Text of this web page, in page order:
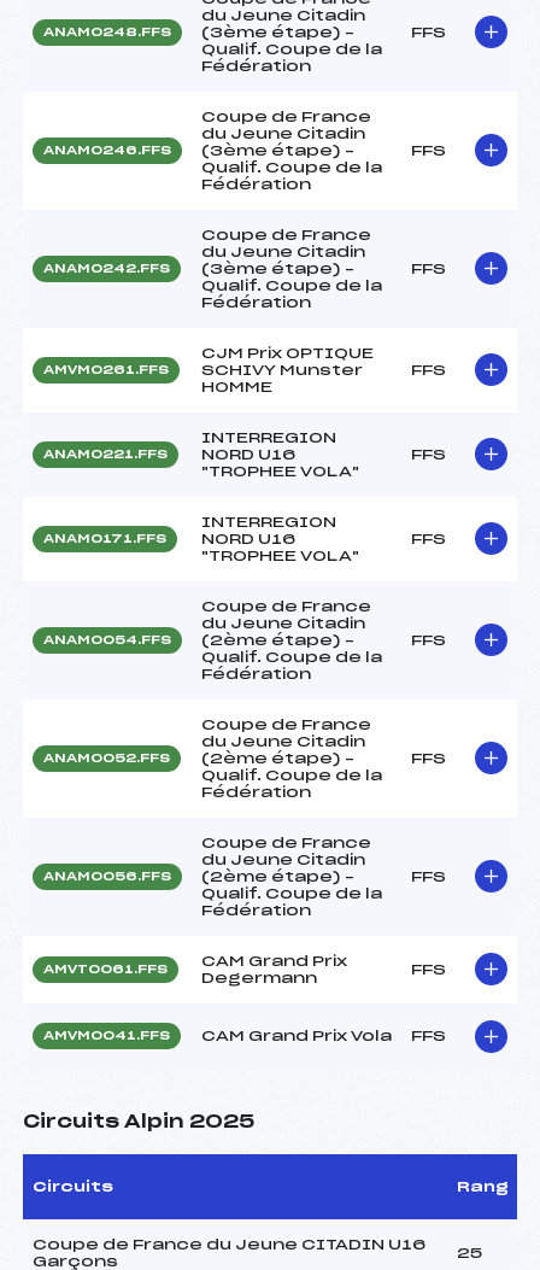
ANAM0248.FFS
du Jeune Citadin
(3ème étape) –
Qualif. Coupe de la
Fédération
FFS
ANAM0246.FFS
Coupe de France
du Jeune Citadin
(3ème étape) –
Qualif. Coupe de la
Fédération
FFS
ANAM0242.FFS
Coupe de France
du Jeune Citadin
(3ème étape) –
Qualif. Coupe de la
Fédération
FFS
AMVM0261.FFS
CJM Prix OPTIQUE
SCHIVY Munster
HOMME
FFS
ANAM0221.FFS
INTERREGION
NORD U16
"TROPHEE VOLA"
FFS
ANAM0171.FFS
INTERREGION
NORD U16
"TROPHEE VOLA"
FFS
ANAM0054.FFS
Coupe de France
du Jeune Citadin
(2ème étape) –
Qualif. Coupe de la
Fédération
FFS
ANAM0052.FFS
Coupe de France
du Jeune Citadin
(2ème étape) –
Qualif. Coupe de la
Fédération
FFS
ANAM0056.FFS
Coupe de France
du Jeune Citadin
(2ème étape) –
Qualif. Coupe de la
Fédération
FFS
AMVT0061.FFS
CAM Grand Prix
Degermann
FFS
AMVM0041.FFS CAM Grand Prix Vola FFS
Circuits Alpin 2025
Circuits Rang
Coupe de France du Jeune CITADIN U16
Garçons
25